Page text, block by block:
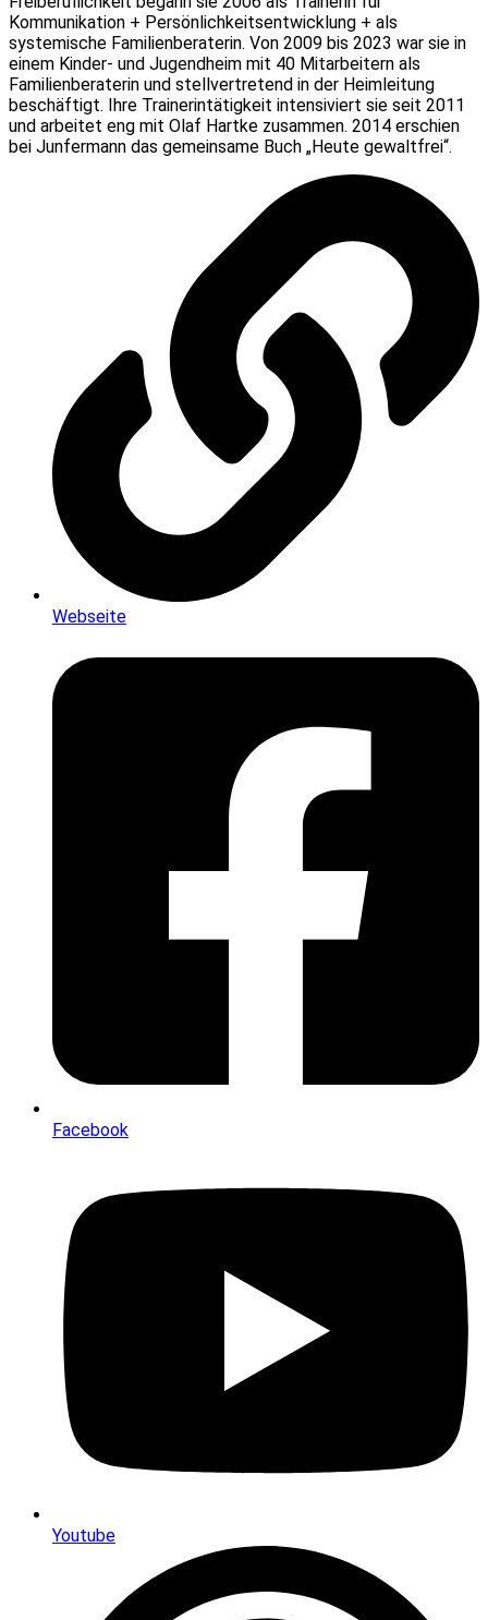
Kommunikation + Persönlichkeitsentwicklung + als
systemische Familienberaterin. Von 2009 bis 2023 war sie in
einem Kinder- und Jugendheim mit 40 Mitarbeitern als
Familienberaterin und stellvertretend in der Heimleitung
beschäftigt. Ihre Trainerintätigkeit intensiviert sie seit 2011
und arbeitet eng mit Olaf Hartke zusammen. 2014 erschien
bei Junfermann das gemeinsame Buch „Heute gewaltfrei“.
Webseite
Facebook
Youtube